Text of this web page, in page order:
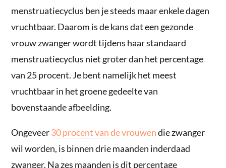
menstruatiecyclus ben je steeds maar enkele dagen
vruchtbaar. Daarom is de kans dat een gezonde
vrouw zwanger wordt tijdens haar standaard
menstruatiecyclus niet groter dan het percentage
van 25 procent. Je bent namelijk het meest
vruchtbaar in het groene gedeelte van
bovenstaande afbeelding.
Ongeveer30 procent van de vrouwendie zwanger
wil worden, is binnen drie maanden inderdaad
zwanger. Na zes maanden is dit percentage